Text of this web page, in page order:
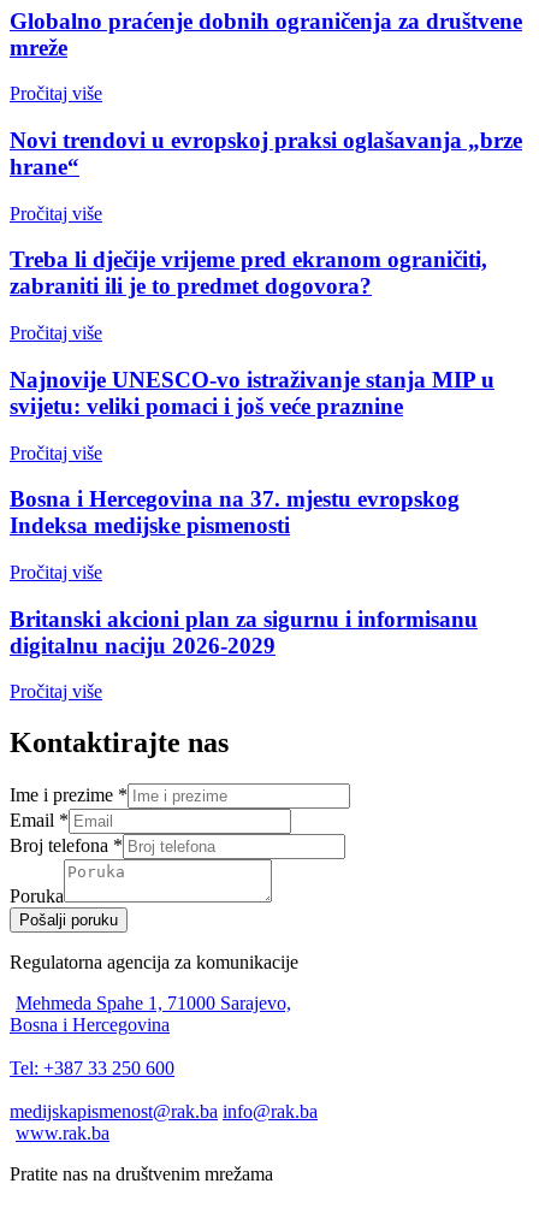
Globalno praćenje dobnih ograničenja za društvene
mreže
Pročitaj više
Novi trendovi u evropskoj praksi oglašavanja „brze
hrane“
Pročitaj više
Treba li dječije vrijeme pred ekranom ograničiti,
zabraniti ili je to predmet dogovora?
Pročitaj više
Najnovije UNESCO-vo istraživanje stanja MIP u
svijetu: veliki pomaci i još veće praznine
Pročitaj više
Bosna i Hercegovina na 37. mjestu evropskog
Indeksa medijske pismenosti
Pročitaj više
Britanski akcioni plan za sigurnu i informisanu
digitalnu naciju 2026-2029
Pročitaj više
Kontaktirajte nas
Ime i prezime *
Email *
Broj telefona *
Poruka
Pošalji poruku
Regulatorna agencija za komunikacije
Mehmeda Spahe 1, 71000 Sarajevo,
Bosna i Hercegovina
Tel: +387 33 250 600
medijskapismenost@rak.ba info@rak.ba
www.rak.ba
Pratite nas na društvenim mrežama